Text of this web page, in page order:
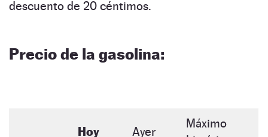
descuento de 20 céntimos.
Precio de la gasolina:
Hoy Ayer
Máximo